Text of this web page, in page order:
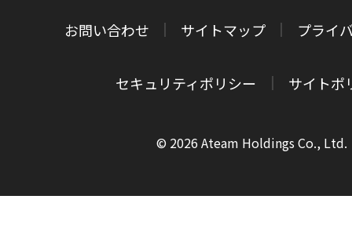
お問い合わせ サイトマップ プライ
セキュリティポリシー サイトポ
© 2026 Ateam Holdings Co., Ltd.